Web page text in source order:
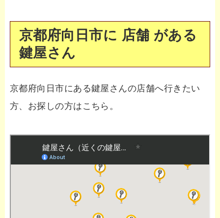
京都府向日市に 店舗 がある
鍵屋さん
京都府向日市にある鍵屋さんの店舗へ行きたい
方、お探しの方はこちら。